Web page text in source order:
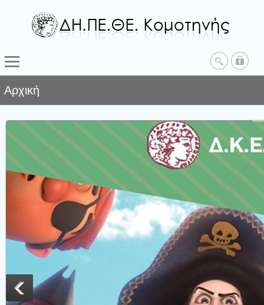
Αρχική